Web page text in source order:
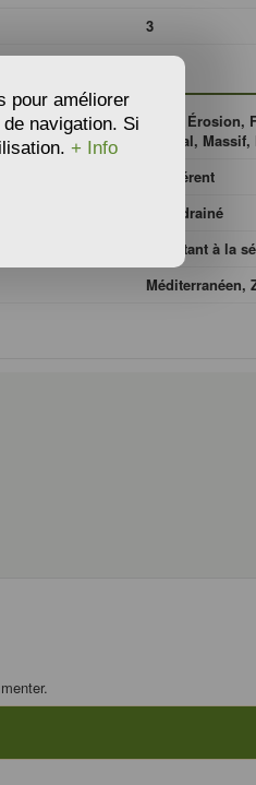
3
Isolé, Érosion,
Littoral,
Indifférent
Bien drainé
Résistant à la
Méditerranéen,
pour améliorer
navigation. Si
+ Info